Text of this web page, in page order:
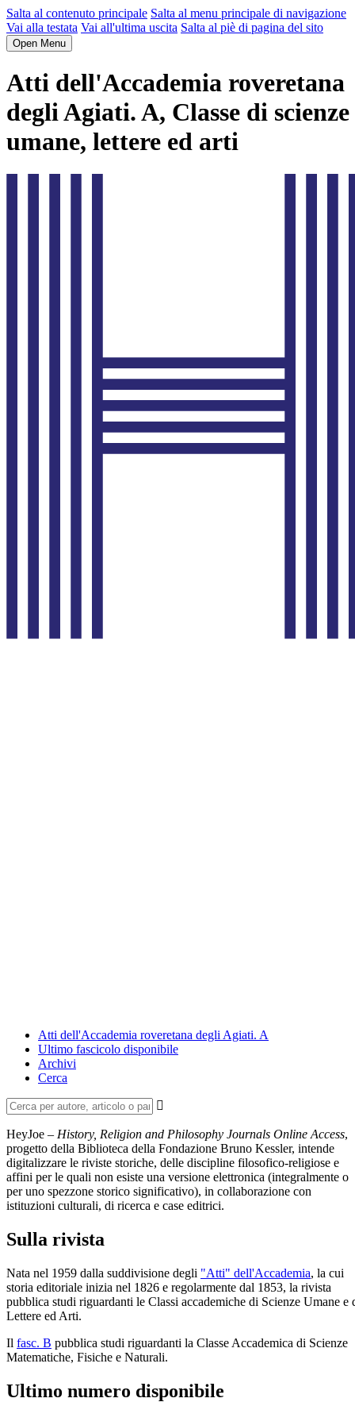
Salta al contenuto principale Salta al menu principale di navigazione
Vai alla testata Vai all'ultima uscita Salta al piè di pagina del sito
Open Menu
Atti dell'Accademia roveretana
degli Agiati. A, Classe di scienze
umane, lettere ed arti
Atti dell'Accademia roveretana degli Agiati. A
Ultimo fascicolo disponibile
Archivi
Cerca
HeyJoe – History, Religion and Philosophy Journals Online Access,
progetto della Biblioteca della Fondazione Bruno Kessler, intende
digitalizzare le riviste storiche, delle discipline filosofico-religiose e
affini per le quali non esiste una versione elettronica (integralmente o
per uno spezzone storico significativo), in collaborazione con
istituzioni culturali, di ricerca e case editrici.
Sulla rivista
Nata nel 1959 dalla suddivisione degli "Atti" dell'Accademia, la cui
storia editoriale inizia nel 1826 e regolarmente dal 1853, la rivista
pubblica studi riguardanti le Classi accademiche di Scienze Umane e
Lettere ed Arti.
Il fasc. B pubblica studi riguardanti la Classe Accademica di Scienze
Matematiche, Fisiche e Naturali.
Ultimo numero disponibile